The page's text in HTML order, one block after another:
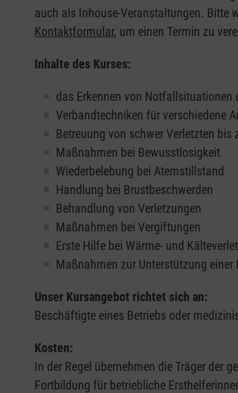
auch als Inhouse-Veranstaltungen. Bitte
Kontaktformular, um einen Termin zu
Inhalte des Kurses:
das Erkennen von Notfallsituationen
Verbandtechniken für verschiedene
Betreuung von schwer Verletzten bis
Maßnahmen bei Bewusstlosigkeit
Wiederbelebung bei Atemstillstand
Handlung bei Brustbeschwerden
Behandlung von Verletzungen
Maßnahmen bei Vergiftungen
Erste Hilfe bei Wärme- und
Maßnahmen zur Unterstützung einer
Unser Kursangebot richtet sich an:
Beschäftigte eines Betriebs oder
Kosten:
In der Regel übernehmen die Träger der
Fortbildung für betriebliche